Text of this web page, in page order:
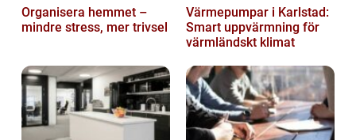
Organisera hemmet –
mindre stress, mer trivsel
Värmepumpar i Karlstad:
Smart uppvärmning för
värmländskt klimat